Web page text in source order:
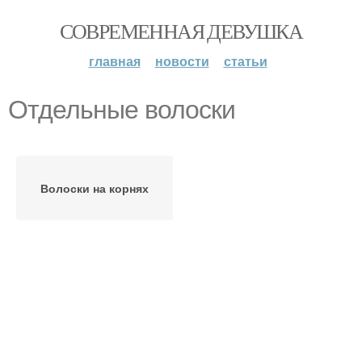
СОВРЕМЕННАЯ ДЕВУШКА
главная новости статьи
Отдельные волоски
Волоски на корнях